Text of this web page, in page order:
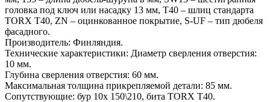
головка под ключ или насадку 13 мм, T40 – шлиц стандарта
TORX T40, ZN – оцинкованное покрытие, S-UF – тип дюбеля
фасадного.
Производитель: Финляндия.
Технические характеристики: Диаметр сверления отверстия:
10 мм.
Глубина сверления отверстия: 60 мм.
Максимальная толщина прикрепляемой детали: 85 мм.
Сопутствующие: бур 10х 150\210, бита TORX T40.